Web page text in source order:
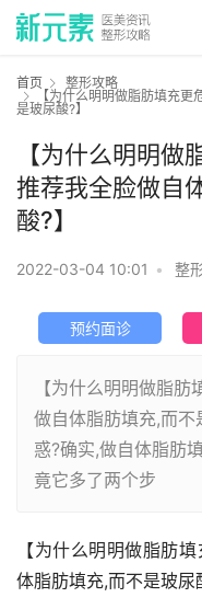
首页
整形攻略
【为什么明明做脂肪填充
是玻尿酸?】
【为什么明明做
推荐我全脸做自
酸?】
2022-03-04 10:01 • 整
预约面诊
【为什么明明做脂
做自体脂肪填充,而
惑?确实,做自体脂肪
竟它多了两个步
【为什么明明做脂肪
体脂肪填充,而不是玻尿